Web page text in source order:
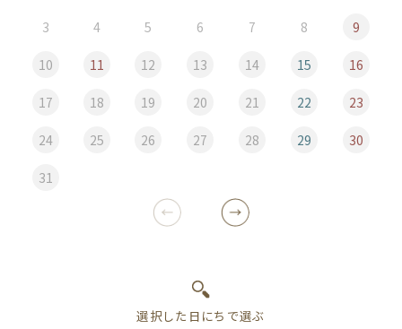
3 4 5 6 7 8 9
10 11 12 13 14 15 16
17 18 19 20 21 22 23
24 25 26 27 28 29 30
31